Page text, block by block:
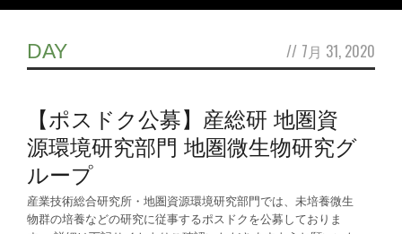
DAY // 7月 31, 2020
【ポスドク公募】産総研 地圏資
源環境研究部門 地圏微生物研究グ
ループ
産業技術総合研究所・地圏資源環境研究部門では、未培養微生
物群の培養などの研究に従事するポスドクを公募しておりま